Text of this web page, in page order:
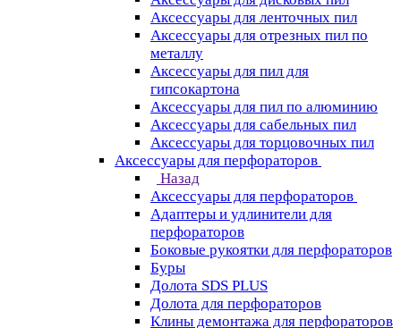
Аксессуары для ленточных пил
Аксессуары для отрезных пил по
металлу
Аксессуары для пил для
гипсокартона
Аксессуары для пил по алюминию
Аксессуары для сабельных пил
Аксессуары для торцовочных пил
Аксессуары для перфораторов
Назад
Аксессуары для перфораторов
Адаптеры и удлинители для
перфораторов
Боковые рукоятки для перфораторов
Буры
Долота SDS PLUS
Долота для перфораторов
Клины демонтажа для перфораторов